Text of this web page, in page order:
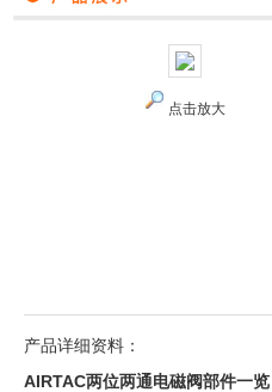
点击放大
产品详细资料：
AIRTAC两位两通电磁阀部件一览